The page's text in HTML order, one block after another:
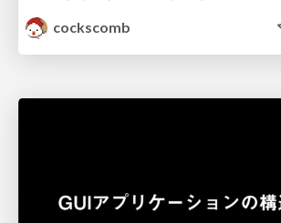
cockscomb